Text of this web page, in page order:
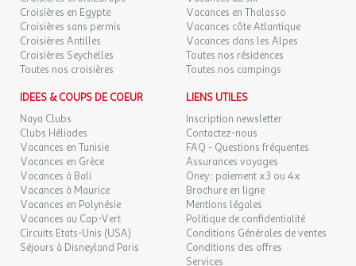
Animaux Admis : Animaux : acceptés sous conditions
Surface (m²) : 16
Cuisine : 1
Barbecue : fourni
Nombre Salle de bain : 0
Terrasse
Cafetière : 1
Nombre de pièces : 2
Plaque de cuisson : 1
Réfrigérateur : 1
Electricité
Logement non fumeur
SEPT.
SAM.
12
SEPT.
89 €
Retour le
14/09/2026
DIM.
13
SEPT.
89 €/hébergement
LUN.
14
SEPT.
89 €
Retour le
16/09/2026
15
SEPT.
89 €/hébergement
17/09/2026
MER. 89 €
Croisières en Egypte
Croisières sans permis
Croisières Antilles
Croisières Seychelles
Toutes nos croisières
Vacances en Thalasso
Vacances côte Atlantique
Vacances dans les Alpes
Toutes nos résidences
Toutes nos campings
IDEES & COUPS DE COEUR
Naya Clubs
Clubs Héliades
Vacances en Tunisie
Vacances en Grèce
Vacances à Bali
Vacances à Maurice
Vacances en Polynésie
Vacances au Cap-Vert
Circuits Etats-Unis (USA)
Séjours à Disneyland Paris
LIENS UTILES
Inscription newsletter
Contactez-nous
FAQ - Questions fréquentes
Assurances voyages
Oney : paiement x3 ou 4x
Brochure en ligne
Mentions légales
Politique de confidentialité
Conditions Générales de ventes
Conditions des offres
Services